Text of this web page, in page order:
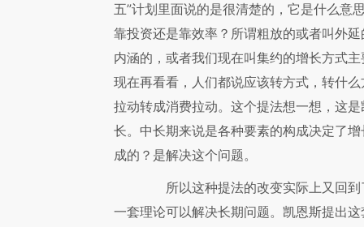
五”计划里面说的是很清楚的，它是什么意
靠投资还是靠效率？所谓粗放的或者叫外
内涵的，或者我们现在叫集约的增长方式
现在再看看，人们都说应该转方式，转什
拉动转成消费拉动。这个提法想一想，这
长。中长期来说是各种要素的构成决定了
成的？是解决这个问题。
所以这种提法的改变实际上又回到
一套理论可以解决长期问题。凯恩斯提出